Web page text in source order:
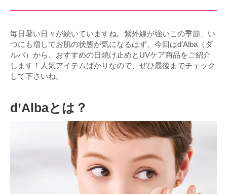
毎日暑い日々が続いていますね。紫外線が強いこの季節、い
つにも増してお肌の状態が気になるはず。今回はd’Alba（ダ
ルバ）から、おすすめの日焼け止めとUVケア商品をご紹介
します！人気アイテムばかりなので、ぜひ最後までチェック
して下さいね。
d’Albaとは？